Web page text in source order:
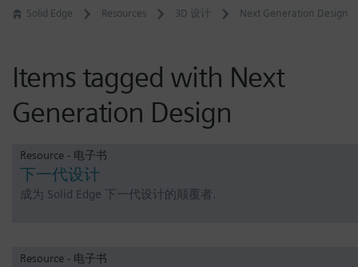
Solid Edge Resources 3D 设计 Next Generation Design
Items tagged with Next
Generation Design
Resource - 电子书
下一代设计
成为 Solid Edge 下一代设计的颠覆者.
Resource - 电子书
c